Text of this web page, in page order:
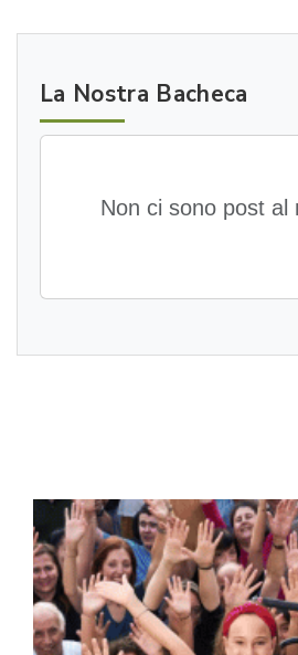
La Nostra Bacheca
Non ci sono post al